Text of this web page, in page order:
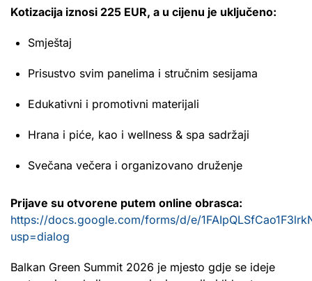
Kotizacija iznosi 225 EUR, a u cijenu je uključeno:
Smještaj
Prisustvo svim panelima i stručnim sesijama
Edukativni i promotivni materijali
Hrana i piće, kao i wellness & spa sadržaji
Svečana večera i organizovano druženje
Prijave su otvorene putem online obrasca:
https://docs.google.com/forms/d/e/
usp=dialog
Balkan Green Summit 2026 je mjesto gdje se ideje